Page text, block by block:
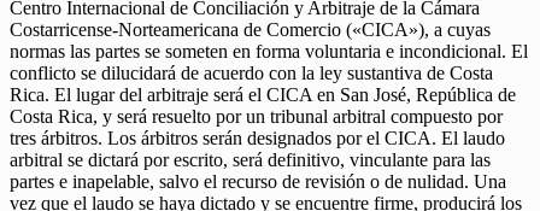
Centro Internacional de Conciliación y Arbitraje de la Cámara
Costarricense-Norteamericana de Comercio («CICA»), a cuyas
normas las partes se someten en forma voluntaria e incondicional. El
conflicto se dilucidará de acuerdo con la ley sustantiva de Costa
Rica. El lugar del arbitraje será el CICA en San José, República de
Costa Rica, y será resuelto por un tribunal arbitral compuesto por
tres árbitros. Los árbitros serán designados por el CICA. El laudo
arbitral se dictará por escrito, será definitivo, vinculante para las
partes e inapelable, salvo el recurso de revisión o de nulidad. Una
vez que el laudo se haya dictado y se encuentre firme, producirá los